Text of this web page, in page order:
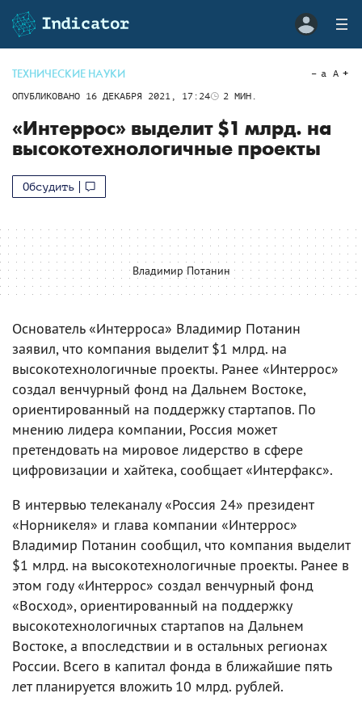
ТЕХНИЧЕСКИЕ НАУКИ
ОПУБЛИКОВАНО 16 ДЕКАБРЯ 2021, 17:24 2 МИН.
a A
«Интеррос» выделит $1 млрд. на
высокотехнологичные проекты
Обсудить
Владимир Потанин
Основатель «Интерроса» Владимир Потанин
заявил, что компания выделит $1 млрд. на
высокотехнологичные проекты. Ранее «Интеррос»
создал венчурный фонд на Дальнем Востоке,
ориентированный на поддержку стартапов. По
мнению лидера компании, Россия может
претендовать на мировое лидерство в сфере
цифровизации и хайтека, сообщает «Интерфакс».
В интервью телеканалу «Россия 24» президент
«Норникеля» и глава компании «Интеррос»
Владимир Потанин сообщил, что компания выделит
$1 млрд. на высокотехнологичные проекты. Ранее в
этом году «Интеррос» создал венчурный фонд
«Восход», ориентированный на поддержку
высокотехнологичных стартапов на Дальнем
Востоке, а впоследствии и в остальных регионах
России. Всего в капитал фонда в ближайшие пять
лет планируется вложить 10 млрд. рублей.